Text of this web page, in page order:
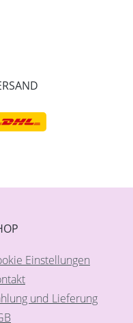
Einstellungen
und Lieferung